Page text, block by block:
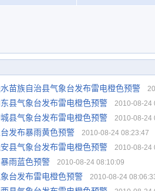
苗族自治县气象台发布雷电橙色预警
县气象台发布雷电橙色预警 2010-08-24
县气象台发布雷电橙色预警 2010-08-24
发布暴雨黄色预警 2010-08-24 08:23:47
县气象台发布雷电橙色预警 2010-08-24
雨蓝色预警 2010-08-24 08:10:09
台发布雷电橙色预警 2010-08-24